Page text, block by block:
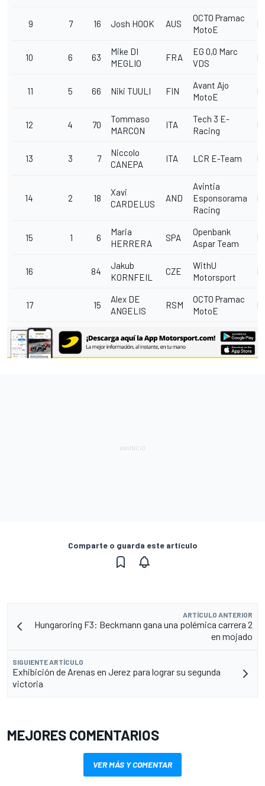
9 7 16 Josh HOOK AUS
OCTO Pramac
MotoE
10 6 63
Mike DI
MEGLIO
FRA
EG 0,0 Marc
VDS
11 5 66 Niki TUULI FIN
Avant Ajo
MotoE
12 4 70
Tommaso
MARCON
ITA
Tech 3 E-
Racing
13 3 7
Niccolo
CANEPA
ITA LCR E-Team
14 2 18
Xavi
CARDELUS
AND
Avintia
Esponsorama
Racing
15 1 6
Maria
HERRERA
SPA
Openbank
Aspar Team
16 84
Jakub
KORNFEIL
CZE
WithU
Motorsport
17 15
Alex DE
ANGELIS
RSM
OCTO Pramac
MotoE
Comparte o guarda este artículo
ARTÍCULO ANTERIOR
Hungaroring F3: Beckmann gana una polémica carrera 2
en mojado
SIGUIENTE ARTÍCULO
Exhibición de Arenas en Jerez para lograr su segunda
victoria
MEJORES COMENTARIOS
VER MÁS Y COMENTAR